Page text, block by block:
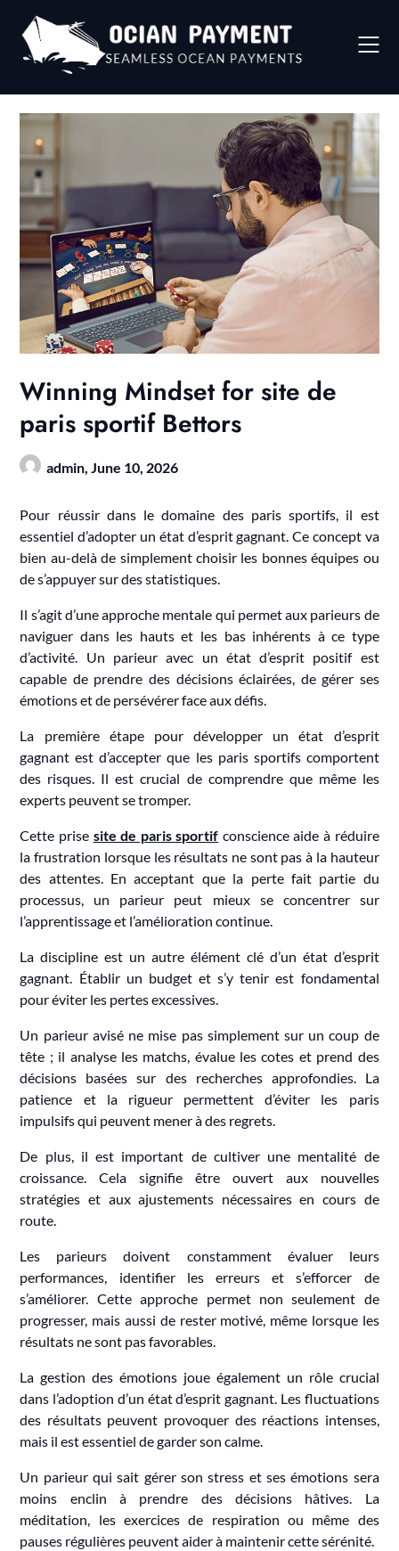
content
Winning Mindset for site de
paris sportif Bettors
admin,June 10, 2026
Pour réussir dans le domaine des paris sportifs, il est
essentiel d’adopter un état d’esprit gagnant. Ce concept va
bien au-delà de simplement choisir les bonnes équipes ou
de s’appuyer sur des statistiques.
Il s’agit d’une approche mentale qui permet aux parieurs de
naviguer dans les hauts et les bas inhérents à ce type
d’activité. Un parieur avec un état d’esprit positif est
capable de prendre des décisions éclairées, de gérer ses
émotions et de persévérer face aux défis.
La première étape pour développer un état d’esprit
gagnant est d’accepter que les paris sportifs comportent
des risques. Il est crucial de comprendre que même les
experts peuvent se tromper.
Cette prise site de paris sportif conscience aide à réduire
la frustration lorsque les résultats ne sont pas à la hauteur
des attentes. En acceptant que la perte fait partie du
processus, un parieur peut mieux se concentrer sur
l’apprentissage et l’amélioration continue.
La discipline est un autre élément clé d’un état d’esprit
gagnant. Établir un budget et s’y tenir est fondamental
pour éviter les pertes excessives.
Un parieur avisé ne mise pas simplement sur un coup de
tête ; il analyse les matchs, évalue les cotes et prend des
décisions basées sur des recherches approfondies. La
patience et la rigueur permettent d’éviter les paris
impulsifs qui peuvent mener à des regrets.
De plus, il est important de cultiver une mentalité de
croissance. Cela signifie être ouvert aux nouvelles
stratégies et aux ajustements nécessaires en cours de
route.
Les parieurs doivent constamment évaluer leurs
performances, identifier les erreurs et s’efforcer de
s’améliorer. Cette approche permet non seulement de
progresser, mais aussi de rester motivé, même lorsque les
résultats ne sont pas favorables.
La gestion des émotions joue également un rôle crucial
dans l’adoption d’un état d’esprit gagnant. Les fluctuations
des résultats peuvent provoquer des réactions intenses,
mais il est essentiel de garder son calme.
Un parieur qui sait gérer son stress et ses émotions sera
moins enclin à prendre des décisions hâtives. La
méditation, les exercices de respiration ou même des
pauses régulières peuvent aider à maintenir cette sérénité.